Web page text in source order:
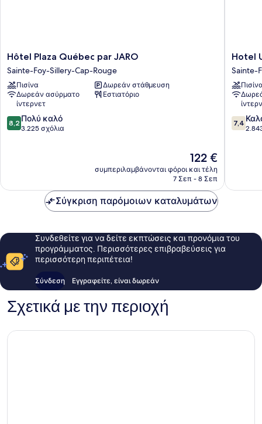
Hôtel
Plaza
Québec
par
JARO
Sainte-
Foy-
Sillery-
Hôtel Plaza Québec par JARO
Sainte-Foy-Sillery-Cap-Rouge
Πισίνα
Δωρεάν στάθμευση
Δωρεάν ασύρματο
ίντερνετ
Εστιατόριο
8.2
στα
8,2 Πολύ καλό
3.225 σχόλια
Η
τιμή
είναι
122 €
συμπεριλαμβάνονται φόροι και τέλη
7 Σεπ - 8 Σεπ
Hotel
Sainte-
Foy-
Sillery-
Cap-
Rouge
Hotel
Sainte-
7.4
στα
7,4
Σύγκριση παρόμοιων καταλυμάτων
Συνδεθείτε για να δείτε εκπτώσεις και προνόμια του
προγράμματος. Περισσότερες επιβραβεύσεις για
περισσότερη περιπέτεια!
Σύνδεση Εγγραφείτε, είναι δωρεάν
Σχετικά με την περιοχή